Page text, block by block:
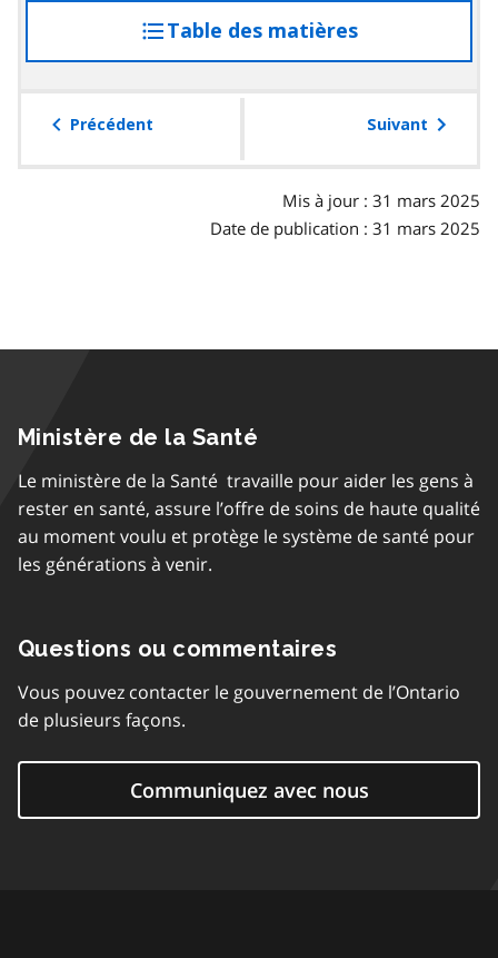
Table des matières
à
table
Précédent Suivant
Mis à jour : 31 mars 2025
Date de publication : 31 mars 2025
Ministère de la Santé
Le ministère de la Santé travaille pour aider les gens à
rester en santé, assure l’offre de soins de haute qualité
au moment voulu et protège le système de santé pour
les générations à venir.
Questions ou commentaires
Vous pouvez contacter le gouvernement de l’Ontario
de plusieurs façons.
Communiquez avec nous